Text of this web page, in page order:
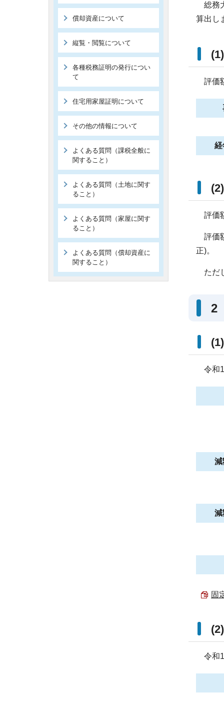
総務
算出し
評価
経
評価
評価
正)。
ただ
2
令和
減
減
固
令和
償却資産について
縦覧・閲覧について
各種税務証明の発行につい
て
住宅用家屋証明について
その他の情報について
よくある質問（課税全般に
関すること）
よくある質問（土地に関す
ること）
よくある質問（家屋に関す
ること）
よくある質問（償却資産に
関すること）